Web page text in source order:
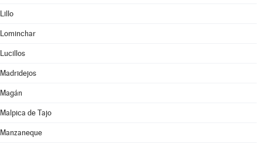
Lillo
Lominchar
Lucillos
Madridejos
Magán
Malpica de Tajo
Manzaneque